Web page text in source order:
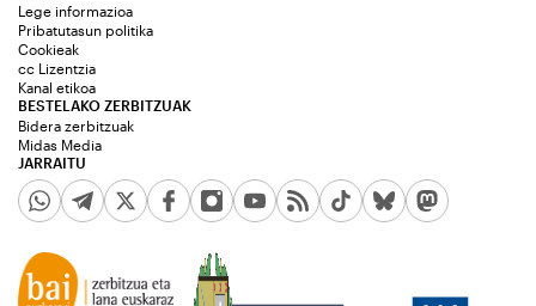
JARRAITU
Lege informazioa
Pribatutasun politika
Cookieak
cc Lizentzia
Kanal etikoa
BESTELAKO ZERBITZUAK
Bidera zerbitzuak
Midas Media